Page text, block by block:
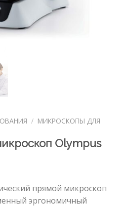
/ МИКРОСКОПЫ ДЛЯ
Olympus
прямой микроскоп
эргономичный